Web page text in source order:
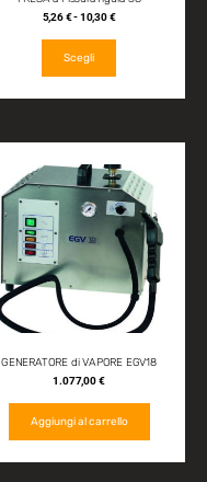
5,26€-10,30€
Scegli
GENERATORE di VAPORE EGV18
1.077,00€
Aggiungi al carrello